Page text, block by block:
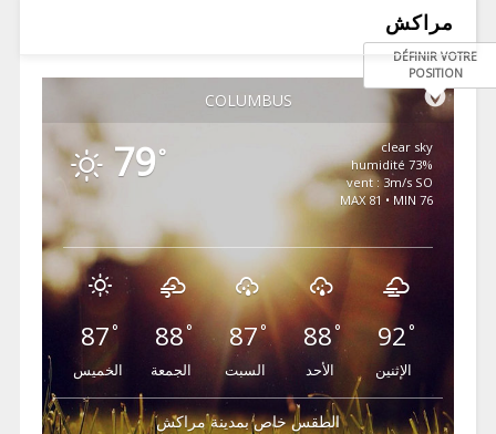
مراكش
COLUMBUS
DÉFINIR VOTRE
POSITION
79 °
clear sky
73% humidité
vent : 3m/s SO
MAX 81 • MIN 76
87°
الخميس
88°
الجمعة
87°
السبت
88°
الأحد
92°
الإثنين
الطقس خاص بمدينة مراكش